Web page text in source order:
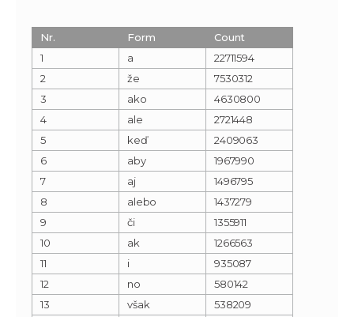
Nr. Form
Count
1
a
22711594
2
že
7530312
3
ako
4630800
4
ale
2721448
5
keď
2409063
6
aby
1967990
7
aj
1496795
8
alebo
1437279
9
či
1355911
10
ak
1266563
11
i
935087
12
no
580142
13
však
538209